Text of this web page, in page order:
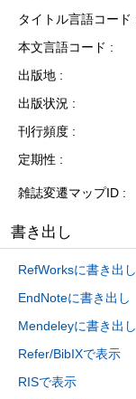
タイトル言語コード
本文言語コード
出版地
出版状況
刊行頻度
定期性
雑誌変遷マップID
書き出し
RefWorksに書き出し
EndNoteに書き出し
Mendeleyに書き出し
Refer/BibIXで表示
RISで表示